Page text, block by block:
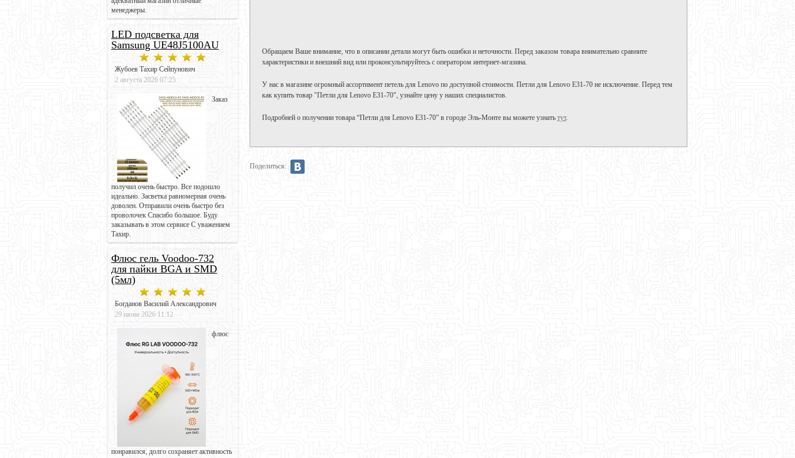
менеджеры.
LED подсветка для
Samsung UE48J5100AU
Жубоев Тахир Сейпунович
2 августа 2026 07:25
Заказ
получил очень быстро. Все подошло
идеально. Засветка равномерная очень
доволен. Отправили очень быстро без
проволочек Спасибо большое. Буду
заказывать в этом сервисе С уважением
Тахир.
Флюс гель Voodoo-732
для пайки BGA и SMD
(5мл)
Богданов Василий Александрович
29 июня 2026 11:12
флюс
понравился, долго сохраняет активность
Обращаем Ваше внимание, что в описании детали могут быть ошибки и неточности. Перед заказом товара внимательно сравните
характеристики и внешний вид или проконсультируйтесь с оператором интернет-мгазина.
У нас в магазине огромный ассортимент петель для Lenovo по доступной стоимости. Петли для Lenovo E31-70 не исключение. Перед тем
как купить товар "Петли для Lenovo E31-70", узнайте цену у наших специалистов.
Подробней о получении товара “Петли для Lenovo E31-70” в городе Эль-Монте вы можете узнать тут.
Поделиться: